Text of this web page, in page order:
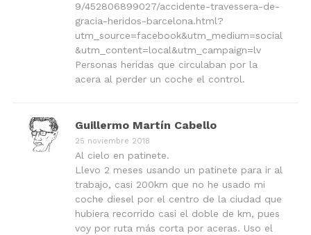
9/452806899027/accidente-travessera-de-
gracia-heridos-barcelona.html?
utm_source=facebook&utm_medium=social
&utm_content=local&utm_campaign=lv
Personas heridas que circulaban por la
acera al perder un coche el control.
Guillermo Martín Cabello
25 noviembre 2018
Al cielo en patinete.
Llevo 2 meses usando un patinete para ir al
trabajo, casi 200km que no he usado mi
coche diesel por el centro de la ciudad que
hubiera recorrido casi el doble de km, pues
voy por ruta más corta por aceras. Uso el